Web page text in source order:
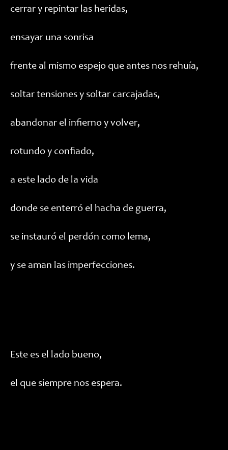
cerrar y repintar las heridas,
ensayar una sonrisa
frente al mismo espejo que antes nos rehuía,
soltar tensiones y soltar carcajadas,
abandonar el infierno y volver,
rotundo y confiado,
a este lado de la vida
donde se enterró el hacha de guerra,
se instauró el perdón como lema,
y se aman las imperfecciones.
Este es el lado bueno,
el que siempre nos espera.